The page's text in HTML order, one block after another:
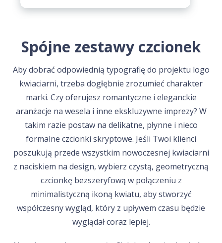
Spójne zestawy czcionek
Aby dobrać odpowiednią typografię do projektu logo
kwiaciarni, trzeba dogłębnie zrozumieć charakter
marki. Czy oferujesz romantyczne i eleganckie
aranżacje na wesela i inne ekskluzywne imprezy? W
takim razie postaw na delikatne, płynne i nieco
formalne czcionki skryptowe. Jeśli Twoi klienci
poszukują przede wszystkim nowoczesnej kwiaciarni
z naciskiem na design, wybierz czystą, geometryczną
czcionkę bezszeryfową w połączeniu z
minimalistyczną ikoną kwiatu, aby stworzyć
współczesny wygląd, który z upływem czasu będzie
wyglądał coraz lepiej.